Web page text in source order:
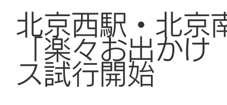
北京西駅・北
「楽々お出か
ス試行開始